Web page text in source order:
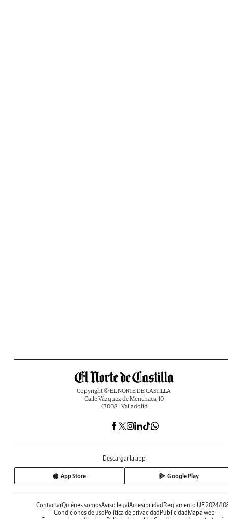
Copyright © EL NORTE DE CASTILLA
Calle Vázquez de Menchaca, 10
47008 - Valladolid
Descargar la app
App Store Google Play
ContactarQuiénes somosAviso legal Accesibilidad Reglamento UE 2024/
Condiciones de uso Política de privacidad Publicidad Mapa web